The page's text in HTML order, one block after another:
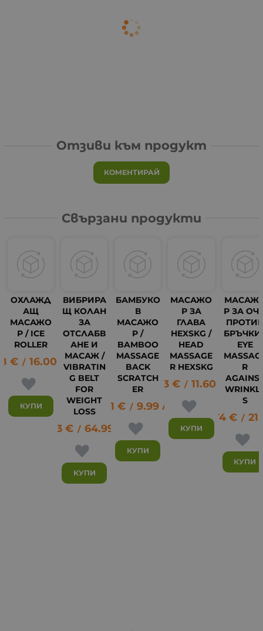
Отзиви към продукт
КОМЕНТИРАЙ
Свързани продукти
ОХЛАЖД
АЩ
МАСАЖО
Р / ICE
ROLLER
€ / 16.00 лв.
КУПИ
ВИБРИРА
Щ КОЛАН
ЗА
ОТСЛАБВ
АНЕ И
МАСАЖ /
VIBRATIN
G BELT
FOR
WEIGHT
LOSS
33.23 € / 64.99 лв.
КУПИ
БАМБУКО
В
МАСАЖО
Р /
BAMBOO
MASSAGE
BACK
SCRATCH
ER
5.11 € / 9.99 лв.
КУПИ
МАСАЖО
Р ЗА
ГЛАВА
HEXSKG /
HEAD
MASSAGE
R HEXSKG
5.93 € / 11.60 лв.
КУПИ
Р ЗА
БРЪЧКИ
EYE
R
S
10.74 € /
КУПИ